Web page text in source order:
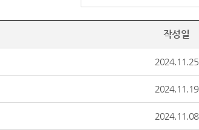
작성일
2024.11.25
2024.11.19
2024.11.08